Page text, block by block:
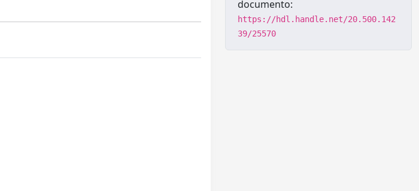
documento:
https://hdl.handle.net/20.500.142
39/25570